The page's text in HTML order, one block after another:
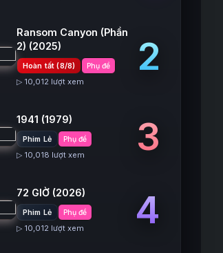
Ransom Canyon (Phần
2) (2025)
Hoàn tất (8/8) Phụ đề
▷ 10,012 lượt xem
2
1941 (1979)
Phim Lẻ Phụ đề
▷ 10,018 lượt xem 3
72 GIỜ (2026)
Phim Lẻ Phụ đề
▷ 10,012 lượt xem 4